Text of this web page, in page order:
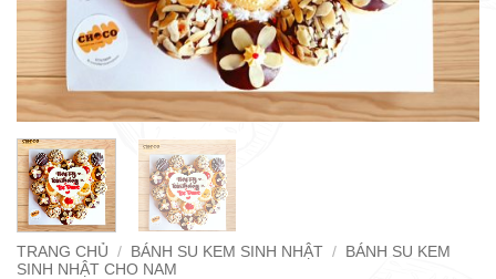
TRANG CHỦ / BÁNH SU KEM SINH NHẬT /
BÁNH SU KEM
SINH NHẬT CHO NAM